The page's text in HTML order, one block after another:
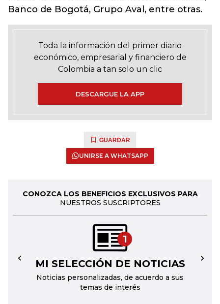
Banco de Bogotá, Grupo Aval, entre otras.
Toda la información del primer diario
económico, empresarial y financiero de
Colombia a tan solo un clic
DESCARGUE LA APP
GUARDAR
UNIRSE A WHATSAPP
CONOZCA LOS BENEFICIOS EXCLUSIVOS PARA
NUESTROS SUSCRIPTORES
1
MI SELECCIÓN DE NOTICIAS
Noticias personalizadas, de acuerdo a sus
temas de interés
← →